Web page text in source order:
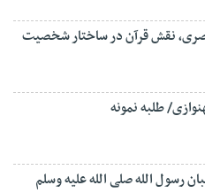
نقش قرآن در ساختار شخصیت
طلبه نمونه
رسول الله صلی الله علیه وسلم